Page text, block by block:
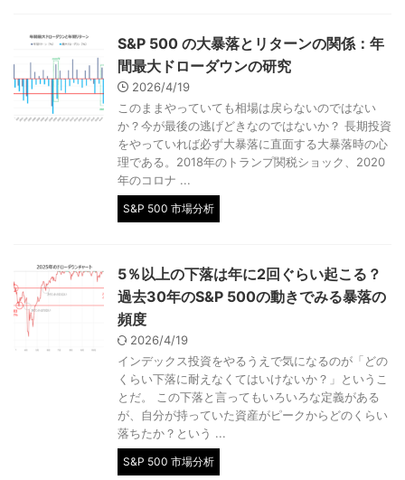
S&P 500 の大暴落とリターンの関係：年
間最大ドローダウンの研究
2026/4/19
このままやっていても相場は戻らないのではない
か？今が最後の逃げどきなのではないか？ 長期投資
をやっていれば必ず大暴落に直面する大暴落時の心
理である。2018年のトランプ関税ショック、2020
年のコロナ ...
S&P 500 市場分析
5％以上の下落は年に2回ぐらい起こる？
過去30年のS&P 500の動きでみる暴落の
頻度
2026/4/19
インデックス投資をやるうえで気になるのが「どの
くらい下落に耐えなくてはいけないか？」というこ
とだ。 この下落と言ってもいろいろな定義がある
が、自分が持っていた資産がピークからどのくらい
落ちたか？という ...
S&P 500 市場分析